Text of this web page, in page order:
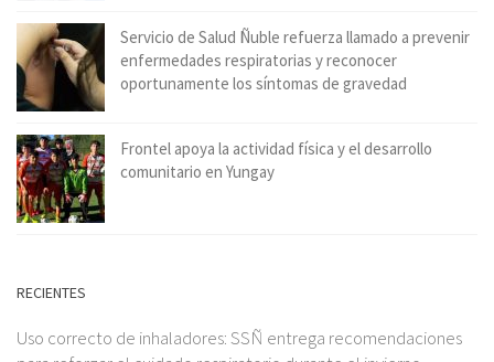
Servicio de Salud Ñuble refuerza llamado a prevenir
enfermedades respiratorias y reconocer
oportunamente los síntomas de gravedad
Frontel apoya la actividad física y el desarrollo
comunitario en Yungay
RECIENTES
Uso correcto de inhaladores: SSÑ entrega recomendaciones